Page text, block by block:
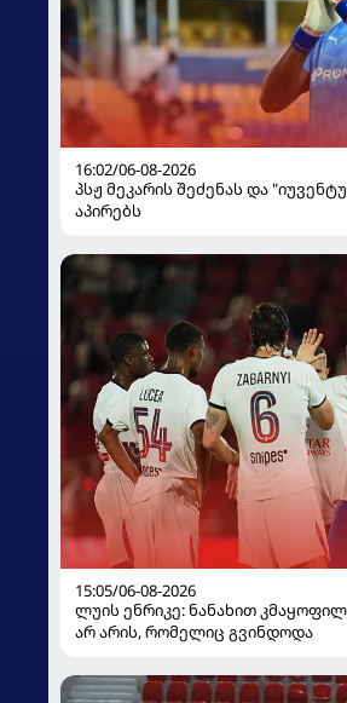
16:02/06-08-2026
პსჟ მეკარის შეძენას და
აპირებს
15:05/06-08-2026
ლუის ენრიკე: ნანახით
არ არის, რომელიც გვინდოდა